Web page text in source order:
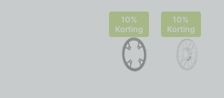
10%
Korting
10%
Korting